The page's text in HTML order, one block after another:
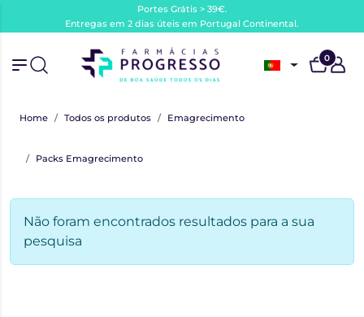
Portes Grátis > 39€.
Entregas em 2 dias úteis em Portugal Continental.
0
Home Todos os produtos Emagrecimento
Packs Emagrecimento
Não foram encontrados resultados para a sua
pesquisa